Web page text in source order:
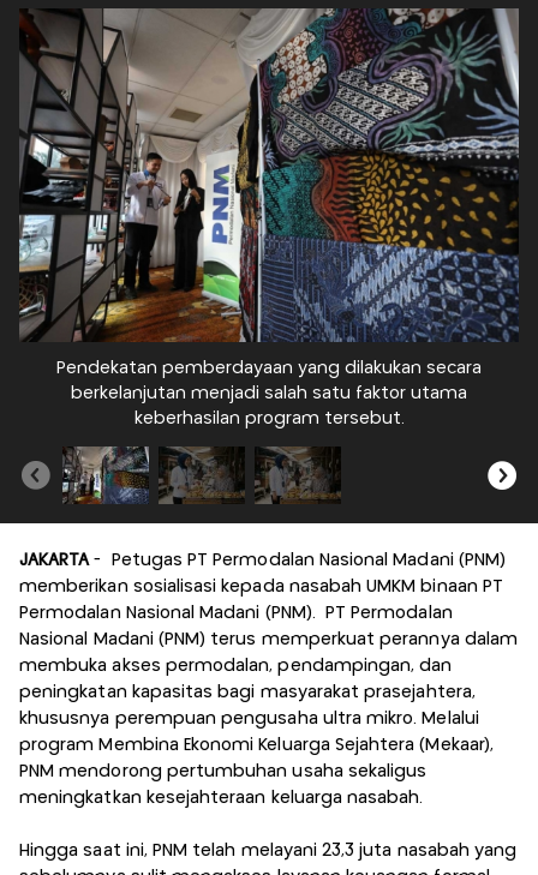
Pendekatan pemberdayaan yang dilakukan secara
berkelanjutan menjadi salah satu faktor utama
keberhasilan program tersebut.
JAKARTA - Petugas PT Permodalan Nasional Madani (PNM)
memberikan sosialisasi kepada nasabah UMKM binaan PT
Permodalan Nasional Madani (PNM). PT Permodalan
Nasional Madani (PNM) terus memperkuat perannya dalam
membuka akses permodalan, pendampingan, dan
peningkatan kapasitas bagi masyarakat prasejahtera,
khususnya perempuan pengusaha ultra mikro. Melalui
program Membina Ekonomi Keluarga Sejahtera (Mekaar),
PNM mendorong pertumbuhan usaha sekaligus
meningkatkan kesejahteraan keluarga nasabah.
Hingga saat ini, PNM telah melayani 23,3 juta nasabah yang